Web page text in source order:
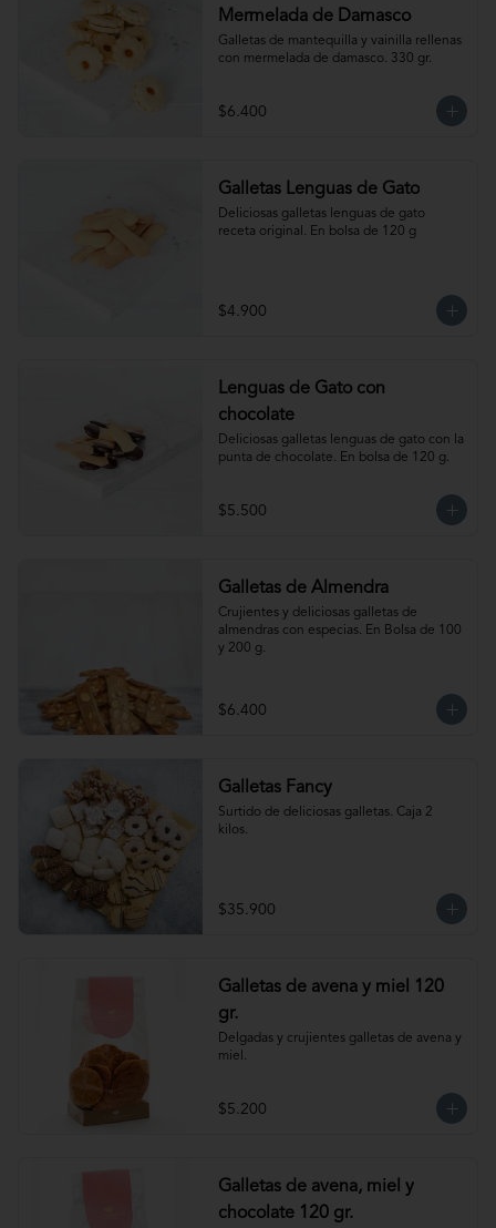
Mermelada de Damasco
Galletas de mantequilla y vainilla rellenas
con mermelada de damasco. 330 gr.
$6.400
Galletas Lenguas de Gato
Deliciosas galletas lenguas de gato
receta original. En bolsa de 120 g
$4.900
Lenguas de Gato con
chocolate
Deliciosas galletas lenguas de gato con la
punta de chocolate. En bolsa de 120 g.
$5.500
Galletas de Almendra
Crujientes y deliciosas galletas de
almendras con especias. En Bolsa de 100
y 200 g.
$6.400
Galletas Fancy
Surtido de deliciosas galletas. Caja 2
kilos.
$35.900
Galletas de avena y miel 120
gr.
Delgadas y crujientes galletas de avena y
miel.
$5.200
Galletas de avena, miel y
chocolate 120 gr.